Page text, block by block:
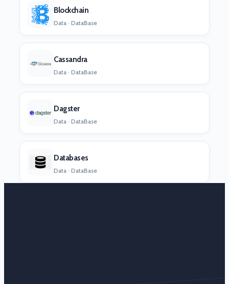
Blockchain
Data · DataBase
Cassandra
Data · DataBase
Dagster
Data · DataBase
Databases
Data · DataBase